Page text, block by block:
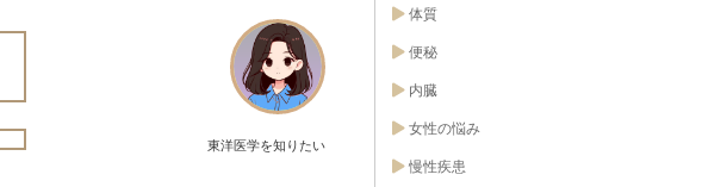
東洋医学を知りたい
体質
便秘
内臓
女性の悩み
慢性疾患